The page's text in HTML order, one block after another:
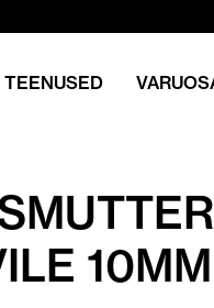
TEENUSED
10MM